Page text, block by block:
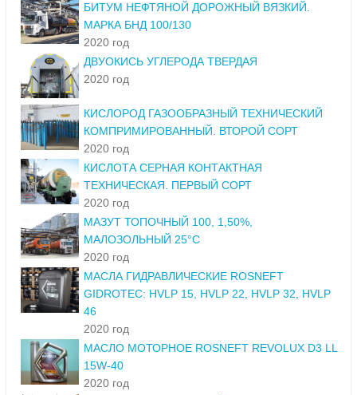
БИТУМ НЕФТЯНОЙ ДОРОЖНЫЙ ВЯЗКИЙ.
МАРКА БНД 100/130
2020 год
ДВУОКИСЬ УГЛЕРОДА ТВЕРДАЯ
2020 год
КИСЛОРОД ГАЗООБРАЗНЫЙ ТЕХНИЧЕСКИЙ
КОМПРИМИРОВАННЫЙ. ВТОРОЙ СОРТ
2020 год
КИСЛОТА СЕРНАЯ КОНТАКТНАЯ
ТЕХНИЧЕСКАЯ. ПЕРВЫЙ СОРТ
2020 год
МАЗУТ ТОПОЧНЫЙ 100, 1,50%,
МАЛОЗОЛЬНЫЙ 25°С
2020 год
МАСЛА ГИДРАВЛИЧЕСКИЕ ROSNEFT
GIDROTEC: HVLP 15, HVLP 22, HVLP 32, HVLP
46
2020 год
МАСЛО МОТОРНОЕ ROSNEFT REVOLUX D3 LL
15W-40
2020 год